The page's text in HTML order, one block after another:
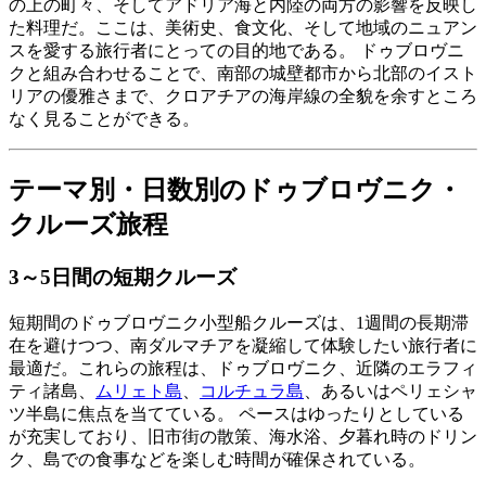
の上の町々、そしてアドリア海と内陸の両方の影響を反映し
た料理だ。ここは、美術史、食文化、そして地域のニュアン
スを愛する旅行者にとっての目的地である。 ドゥブロヴニ
クと組み合わせることで、南部の城壁都市から北部のイスト
リアの優雅さまで、クロアチアの海岸線の全貌を余すところ
なく見ることができる。
テーマ別・日数別のドゥブロヴニク・
クルーズ旅程
3～5日間の短期クルーズ
短期間のドゥブロヴニク小型船クルーズは、1週間の長期滞
在を避けつつ、南ダルマチアを凝縮して体験したい旅行者に
最適だ。これらの旅程は、ドゥブロヴニク、近隣のエラフィ
ティ諸島、
ムリェト島 コルチュラ島 、あるいはペリェシャ
ツ半島に焦点を当てている。 ペースはゆったりとしている
が充実しており、旧市街の散策、海水浴、夕暮れ時のドリン
ク、島での食事などを楽しむ時間が確保されている。